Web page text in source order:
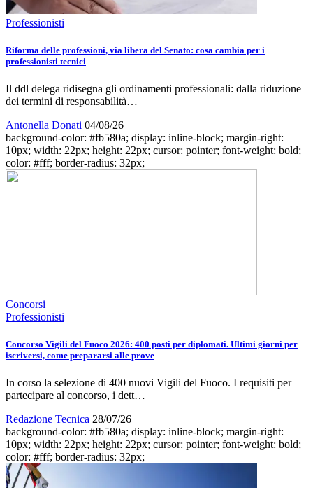
Professionisti
Riforma delle professioni, via libera del Senato: cosa cambia per i
professionisti tecnici
Il ddl delega ridisegna gli ordinamenti professionali: dalla riduzione
dei termini di responsabilità…
Antonella Donati 04/08/26
background-color: #fb580a; display: inline-block; margin-right:
10px; width: 22px; height: 22px; cursor: pointer; font-weight: bold;
color: #fff; border-radius: 32px;
Concorsi
Professionisti
Concorso Vigili del Fuoco 2026: 400 posti per diplomati. Ultimi giorni per
iscriversi, come prepararsi alle prove
In corso la selezione di 400 nuovi Vigili del Fuoco. I requisiti per
partecipare al concorso, i dett…
Redazione Tecnica 28/07/26
background-color: #fb580a; display: inline-block; margin-right:
10px; width: 22px; height: 22px; cursor: pointer; font-weight: bold;
color: #fff; border-radius: 32px;